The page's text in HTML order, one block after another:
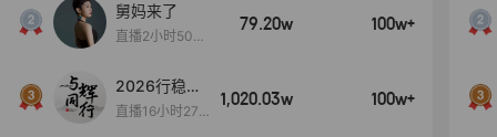
舅妈来了
直播2小时50分
79.20w 100w+
2026行稳致
远
直播16小时27
1,020.03w 100w+